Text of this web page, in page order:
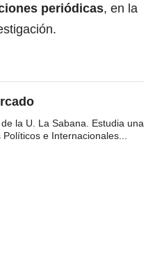
periódicas, en la
la U. La Sabana. Estudia una
e Internacionales